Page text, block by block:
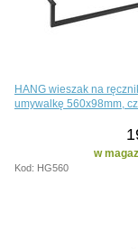
HANG wieszak na
umywalkę 560x98mm,
w
Kod: HG560